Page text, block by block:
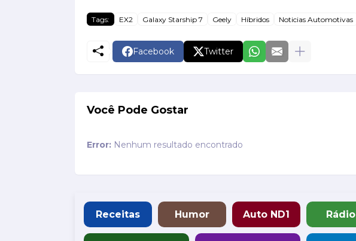
Tags: EX2 Galaxy Starship 7 Geely Híbridos Noticias Automotivas
Facebook Twitter
Você Pode Gostar
Error: Nenhum resultado encontrado
Receitas Humor Auto ND1 Rádio